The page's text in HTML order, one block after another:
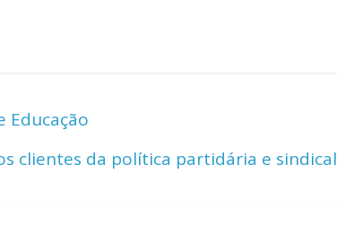
Educação
clientes da política partidária e sindical